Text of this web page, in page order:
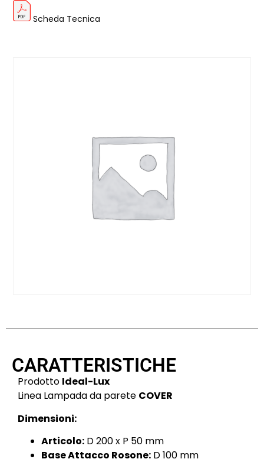
Scheda Tecnica
CARATTERISTICHE
Prodotto Ideal-Lux
Linea Lampada da parete COVER
Dimensioni:
Articolo: D 200 x P 50 mm
Base Attacco Rosone: D 100 mm